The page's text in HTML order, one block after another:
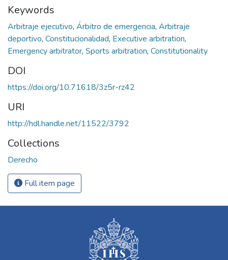
Keywords
Arbitraje ejecutivo, Árbitro de emergencia, Arbitraje
deportivo, Constitucionalidad, Executive arbitration,
Emergency arbitrator, Sports arbitration, Constitutionality
DOI
https://doi.org/10.71618/3z5r-rz42
URI
http://hdl.handle.net/11522/3792
Collections
Derecho
Full item page